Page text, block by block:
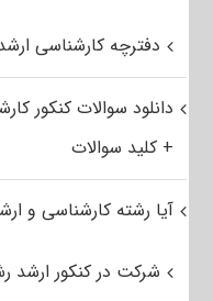
دفترچه کارشناسی
دانلود سوالات کنکور
+ کلید سوالات
آیا رشته کارشناسی و
شرکت در کنکور ارشد